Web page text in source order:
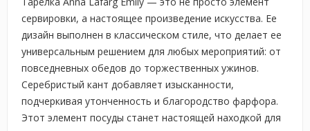
сервировки, а настоящее произведение искусства. Ее
дизайн выполнен в классическом стиле, что делает ее
универсальным решением для любых мероприятий: от
повседневных обедов до торжественных ужинов.
Серебристый кант добавляет изысканности,
подчеркивая утонченность и благородство фарфора.
Этот элемент посуды станет настоящей находкой для